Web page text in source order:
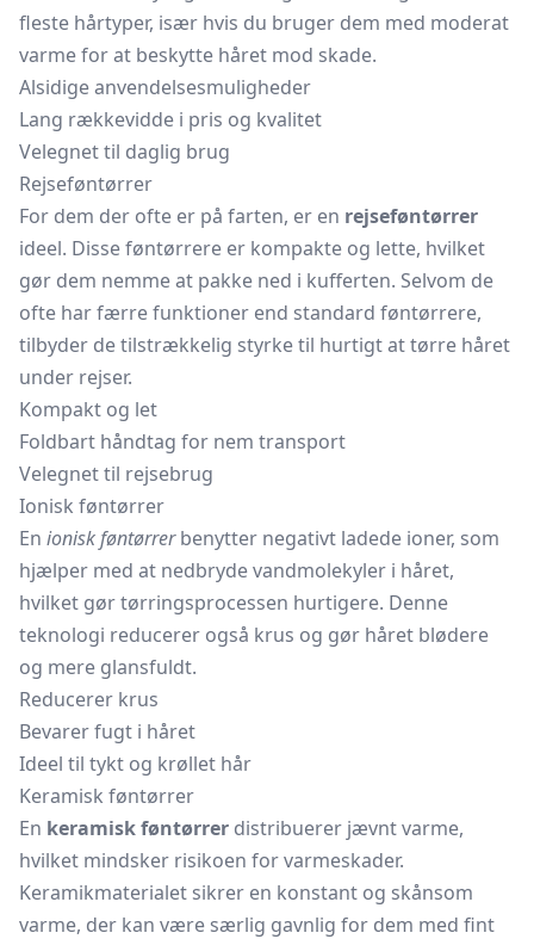
fleste hårtyper, især hvis du bruger dem med moderat
varme for at beskytte håret mod skade.
Alsidige anvendelsesmuligheder
Lang rækkevidde i pris og kvalitet
Velegnet til daglig brug
Rejseføntørrer
For dem der ofte er på farten, er en rejseføntørrer
ideel. Disse føntørrere er kompakte og lette, hvilket
gør dem nemme at pakke ned i kufferten. Selvom de
ofte har færre funktioner end standard føntørrere,
tilbyder de tilstrækkelig styrke til hurtigt at tørre håret
under rejser.
Kompakt og let
Foldbart håndtag for nem transport
Velegnet til rejsebrug
Ionisk føntørrer
En ionisk føntørrerbenytter negativt ladede ioner, som
hjælper med at nedbryde vandmolekyler i håret,
hvilket gør tørringsprocessen hurtigere. Denne
teknologi reducerer også krus og gør håret blødere
og mere glansfuldt.
Reducerer krus
Bevarer fugt i håret
Ideel til tykt og krøllet hår
Keramisk føntørrer
En keramisk føntørrer distribuerer jævnt varme,
hvilket mindsker risikoen for varmeskader.
Keramikmaterialet sikrer en konstant og skånsom
varme, der kan være særlig gavnlig for dem med fint